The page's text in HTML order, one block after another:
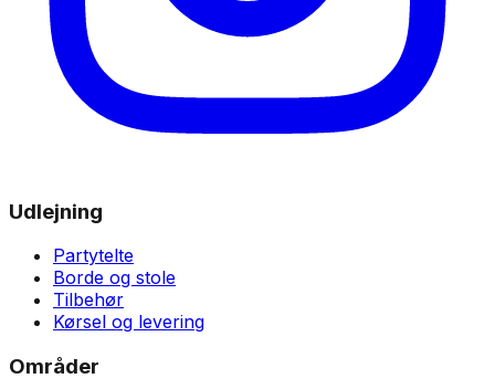
Udlejning
Partytelte
Borde og stole
Tilbehør
Kørsel og levering
Områder